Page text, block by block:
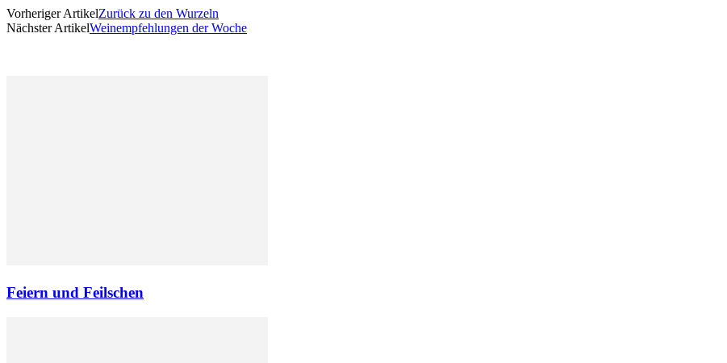
Vorheriger ArtikelZurück zu den Wurzeln
Nächster ArtikelWeinempfehlungen der Woche
Feiern und Feilschen